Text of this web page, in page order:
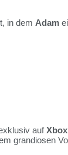
in dem Adam
auf
grandiosen